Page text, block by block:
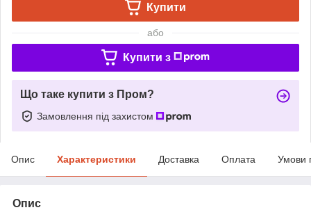
Купити
або
Купити з
Що таке купити з Пром?
Замовлення під захистом
Опис Характеристики Доставка Оплата Умови
Опис